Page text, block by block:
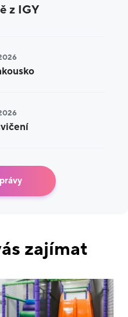
z IGY
zajímat